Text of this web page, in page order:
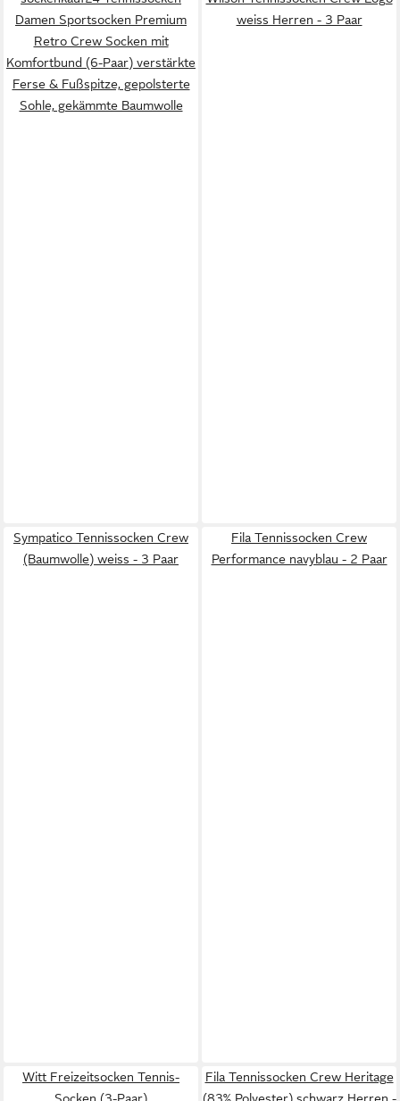
Damen Sportsocken Premium
Retro Crew Socken mit
Komfortbund (6-Paar) verstärkte
Ferse & Fußspitze, gepolsterte
Sohle, gekämmte Baumwolle
weiss Herren - 3 Paar
Sympatico Tennissocken Crew
(Baumwolle) weiss - 3 Paar
Fila Tennissocken Crew
Performance navyblau - 2 Paar
Witt Freizeitsocken Tennis-
Socken (3-Paar)
Fila Tennissocken Crew Heritage
(83% Polyester) schwarz Herren -